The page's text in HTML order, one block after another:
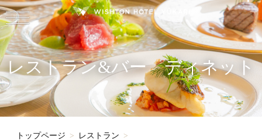
レストラン&バー ディネット
トップページ
レストラン